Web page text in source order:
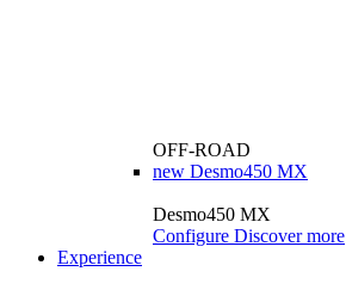
OFF-ROAD
new Desmo450 MX
Desmo450 MX
Configure Discover more
Experience